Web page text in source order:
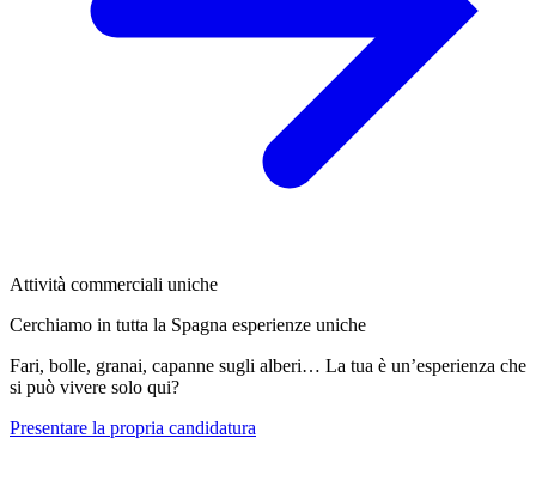
Attività commerciali uniche
Cerchiamo in tutta la Spagna esperienze uniche
Fari, bolle, granai, capanne sugli alberi… La tua è un’esperienza che
si può vivere solo qui?
Presentare la propria candidatura